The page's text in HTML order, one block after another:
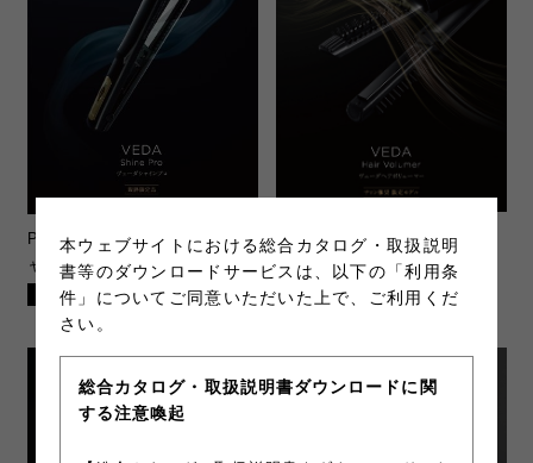
本ウェブサイトにおける総合カタログ・取扱説明
書等のダウンロードサービスは、以下の「利用条
件」についてご同意いただいた上で、ご利用くだ
さい。
総合カタログ・取扱説明書ダウンロードに関
する注意喚起
PRO-VSP-2023-1ヴェーダシ
ャインプロ BS for Salon
PDF(6.38MB)
PRO-VHV-2023-1ヴェーダヘ
アボリューマー
PDF(1.02MB)